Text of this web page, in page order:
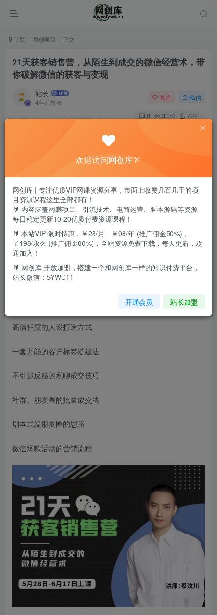
首页 网创项目 正文
21天获客销售营，从陌生到成交的微信经营术，带
你破解微信的获客与变现
站长
4年前发布
关注 私信
0 3374 727
你的微信是纯粹的沟通工具，还是强悍的变现途径?别人的微
万＋如果你有强烈的微信变现意愿或有现成的产品但不知怎
么卖这21天,获客销售营教你不引起反感地转化成交。8节
课，带你破解微信的获客与变现！
适合领域包括摄影师工作室、美妆、教育售课、手工特产、
服装、母婴用品、日化零售。
21天后，你将收获
高信任度的人设打造方式
一套万能的客户标签搭建法
不引起反感的私聊成交技巧
社群、朋友圈的批量成交法
剧本式发朋友圈的思路
微信爆款活动的营销流程
欢迎访问网创库🏹
网创库 | 专注优质VIP网课资源分享，市面上收费几百几千的项
目资源课程这里全部都有！
🔰 内容涵盖网赚项目、引流技术、电商运营、脚本源码等资源，
每日稳定更新10-20优质付费资源课程！
🔰 本站VIP 限时特惠，￥28/月，￥98/年 (推广佣金50%)，
￥198/永久 (推广佣金80%)，全站资源免费下载，每天更新，欢
迎加入！
🔰 网创库 开放加盟，搭建一个和网创库一样的知识付费平台，
站长微信：SYWC11
开通会员 站长加盟